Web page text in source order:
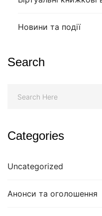
Новини та події
Search
Categories
Uncategorized
Анонси та оголошення